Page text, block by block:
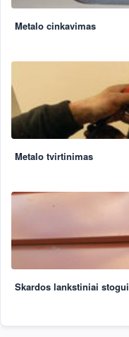
Metalo cinkavimas
Metalo tvirtinimas
Skardos lankstiniai stogui